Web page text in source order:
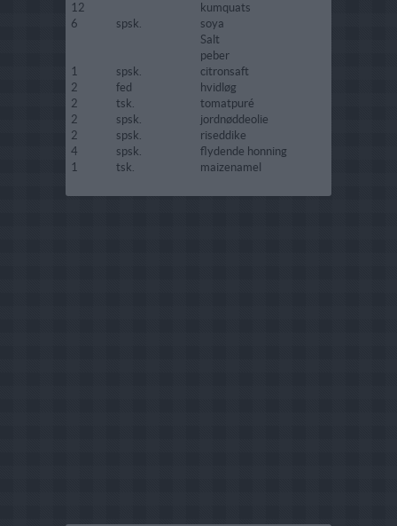
12
kumquats
6
spsk.
soya
Salt
peber
1
spsk.
citronsaft
2
fed
hvidløg
2
tsk.
tomatpuré
2
spsk.
jordnøddeolie
2
spsk.
riseddike
4
spsk.
flydende honning
1
tsk. maizenamel